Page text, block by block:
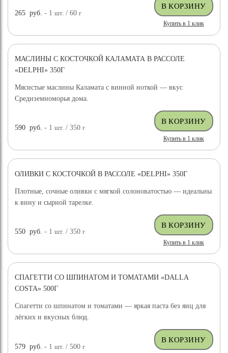
265 руб. - 1шт. / 60г
Купить в 1 клик
МАСЛИНЫ С КОСТОЧКОЙ КАЛАМАТА В РАССОЛЕ
«DELPHI» 350Г
Мясистые маслины Каламата с винной ноткой — вкус
Средиземноморья дома.
590 руб. - 1шт. / 350г
Купить в 1 клик
ОЛИВКИ С КОСТОЧКОЙ В РАССОЛЕ «DELPHI» 350Г
Плотные, сочные оливки с мягкой солоноватостью — идеальны
к вину и сырной тарелке.
550 руб. - 1шт. / 350г
Купить в 1 клик
СПАГЕТТИ СО ШПИНАТОМ И ТОМАТАМИ «DALLA
COSTA» 500Г
Спагетти со шпинатом и томатами — яркая паста без яиц для
лёгких и вкусных блюд.
579 руб. - 1шт. / 500г